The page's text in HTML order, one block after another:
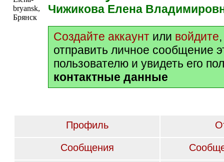
Чижикова Елена
Создайте аккаунт или войдите
отправить личное сообщение
пользователю и увидеть его
контактные данные
Профиль
Сообщения